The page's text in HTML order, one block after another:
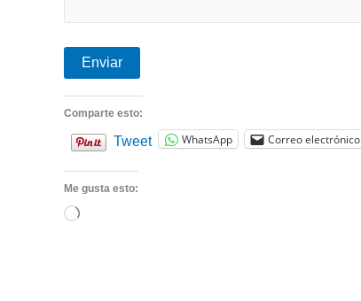
Comparte esto:
Tweet WhatsApp Correo electrónico
Me gusta esto:
Cargando...